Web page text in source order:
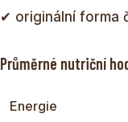
✔ originální forma
Průměrné nutriční
Energie